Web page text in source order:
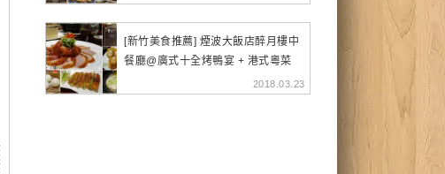
[新竹美食推薦] 煙波大飯店醉月樓中
餐廳@廣式十全烤鴨宴 + 港式粵菜
2018.03.23